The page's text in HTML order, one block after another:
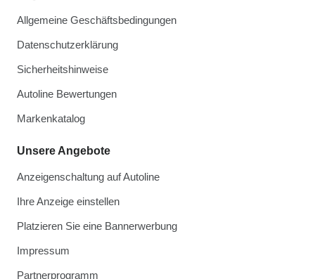
Allgemeine Geschäftsbedingungen
Datenschutzerklärung
Sicherheitshinweise
Autoline Bewertungen
Markenkatalog
Unsere Angebote
Anzeigenschaltung auf Autoline
Ihre Anzeige einstellen
Platzieren Sie eine Bannerwerbung
Impressum
Partnerprogramm